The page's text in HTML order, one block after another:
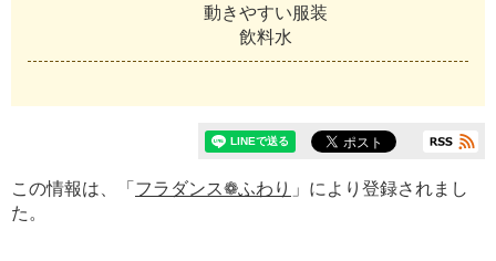
動きやすい服装
飲料水
この情報は、「 フラダンス❁ふわり 」により登録されまし
た。